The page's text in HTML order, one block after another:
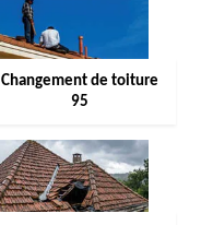
Changement de toiture
95